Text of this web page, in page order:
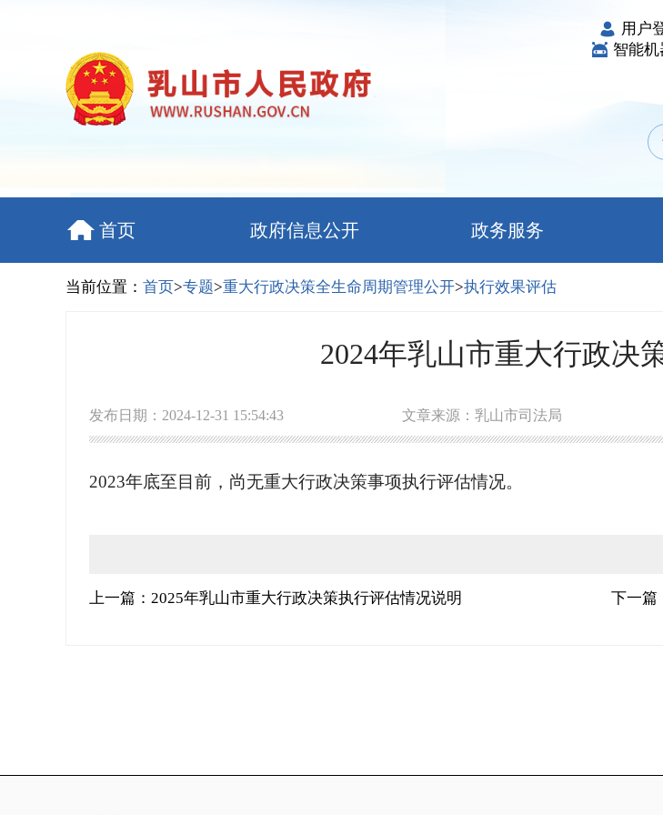
用户
智能机
首页 政府信息公开 政务服务
当前位置： 首页>专题>重大行政决策全生命周期管理公开>执行效果评估
2024年乳山市重大行政决
发布日期：2024-12-31 15:54:43 文章来源：乳山市司法局
2023年底至目前，尚无重大行政决策事项执行评估情况。
上一篇：2025年乳山市重大行政决策执行评估情况说明 下一篇